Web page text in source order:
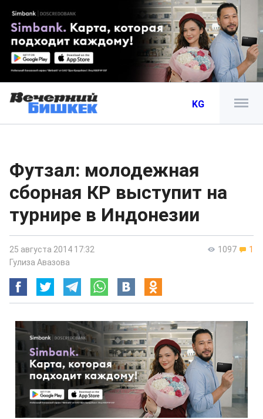
KG
Футзал: молодежная
сборная КР выступит на
турнире в Индонезии
1097 1
25 августа 2014 17:32
Гулиза Авазова